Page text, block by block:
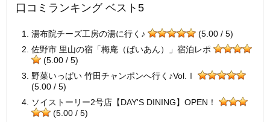
口コミランキング ベスト5
湯布院チーズ工房の湯に行く♪
(5.00 / 5)
佐野市 里山の宿「梅庵（ばいあん）」宿泊レポ
(5.00 / 5)
野菜いっぱい 竹田チャンポンへ行く♪Vol.Ⅰ
(5.00 / 5)
ソイストーリー2号店【DAY'S DINING】OPEN！
(5.00 / 5)